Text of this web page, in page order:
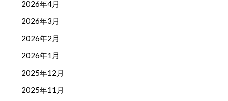
2026年4月
2026年3月
2026年2月
2026年1月
2025年12月
2025年11月